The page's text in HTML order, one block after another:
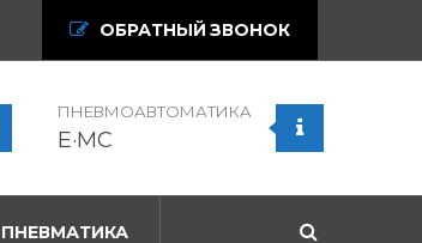
ОБРАТНЫЙ ЗВОНОК
ПНЕВМОАВТОМАТИКА
E·MC
ПНЕВМАТИКА